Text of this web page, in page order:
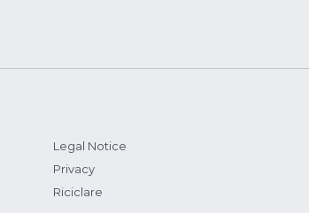
Legal Notice
Privacy
Riciclare